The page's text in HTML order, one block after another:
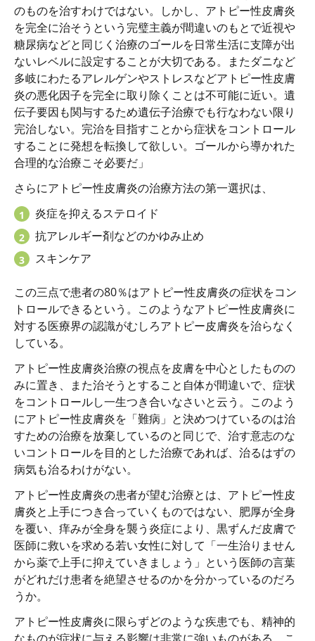
のものを治すわけではない。しかし、アトピー性皮膚炎
を完全に治そうという完璧主義が間違いのもとで近視や
糖尿病などと同じく治療のゴールを日常生活に支障が出
ないレベルに設定することが大切である。またダニなど
多岐にわたるアレルゲンやストレスなどアトピー性皮膚
炎の悪化因子を完全に取り除くことは不可能に近い。遺
伝子要因も関与するため遺伝子治療でも行なわない限り
完治しない。完治を目指すことから症状をコントロール
することに発想を転換して欲しい。ゴールから導かれた
合理的な治療こそ必要だ」
さらにアトピー性皮膚炎の治療方法の第一選択は、
炎症を抑えるステロイド
抗アレルギー剤などのかゆみ止め
スキンケア
この三点で患者の80％はアトピー性皮膚炎の症状をコン
トロールできるという。このようなアトピー性皮膚炎に
対する医療界の認識がむしろアトピー皮膚炎を治らなく
している。
アトピー性皮膚炎治療の視点を皮膚を中心としたものの
みに置き、また治そうとすること自体が間違いで、症状
をコントロールし一生つき合いなさいと云う。このよう
にアトピー性皮膚炎を「難病」と決めつけているのは治
すための治療を放棄しているのと同じで、治す意志のな
いコントロールを目的とした治療であれば、治るはずの
病気も治るわけがない。
アトピー性皮膚炎の患者が望む治療とは、アトピー性皮
膚炎と上手につき合っていくものではない、肥厚が全身
を覆い、痒みが全身を襲う炎症により、黒ずんだ皮膚で
医師に救いを求める若い女性に対して「一生治りません
から薬で上手に抑えていきましょう」という医師の言葉
がどれだけ患者を絶望させるのかを分かっているのだろ
うか。
アトピー性皮膚炎に限らずどのような疾患でも、精神的
なものが症状に与える影響は非常に強いものがある。こ